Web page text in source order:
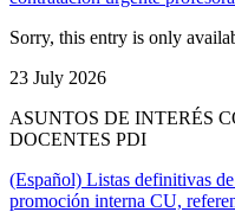
Sorry, this entry is only
23 July 2026
ASUNTOS DE INTERÉS
DOCENTES PDI
(Español) Listas definitivas
promoción interna CU,